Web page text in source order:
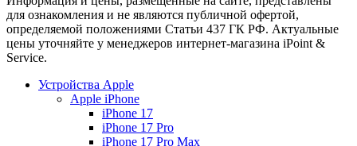
для ознакомления и не являются публичной офертой,
определяемой положениями Статьи 437 ГК РФ. Актуальные
цены уточняйте у менеджеров интернет-магазина iPoint &
Service.
Устройства Apple
Apple iPhone
iPhone 17
iPhone 17 Pro
iPhone 17 Pro Max